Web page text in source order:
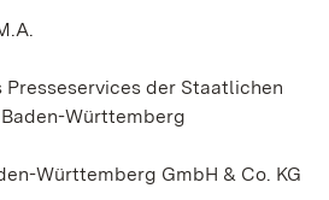
der Staatlichen
Württemberg
Württemberg GmbH & Co. KG